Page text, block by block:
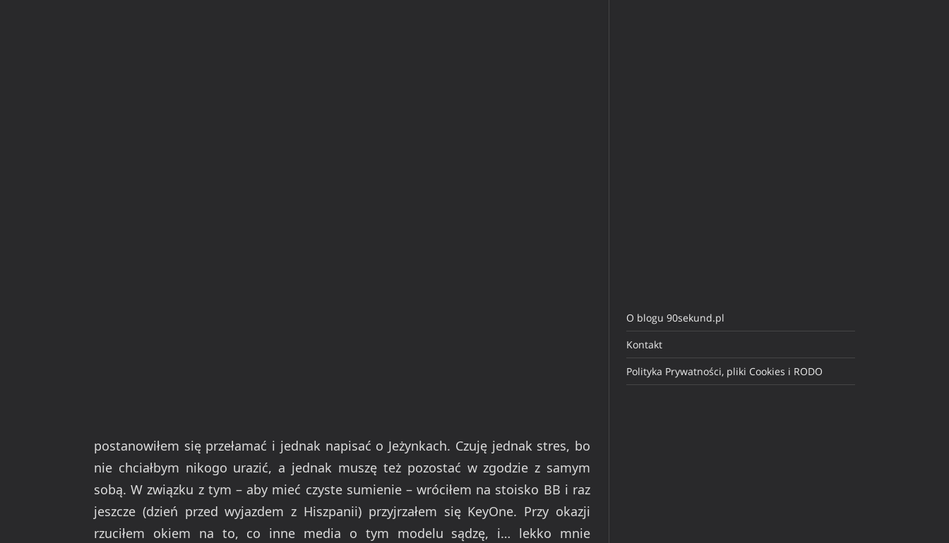
postanowiłem się przełamać i jednak napisać o Jeżynkach. Czuję jednak stres, bo
nie chciałbym nikogo urazić, a jednak muszę też pozostać w zgodzie z samym
sobą. W związku z tym – aby mieć czyste sumienie – wróciłem na stoisko BB i raz
jeszcze (dzień przed wyjazdem z Hiszpanii) przyjrzałem się KeyOne. Przy okazji
rzuciłem okiem na to, co inne media o tym modelu sądzę, i… lekko mnie
O blogu 90sekund.pl
Kontakt
Polityka Prywatności, pliki Cookies i RODO